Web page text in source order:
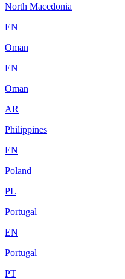
North Macedonia
EN
Oman
EN
Oman
AR
Philippines
EN
Poland
PL
Portugal
EN
Portugal
PT